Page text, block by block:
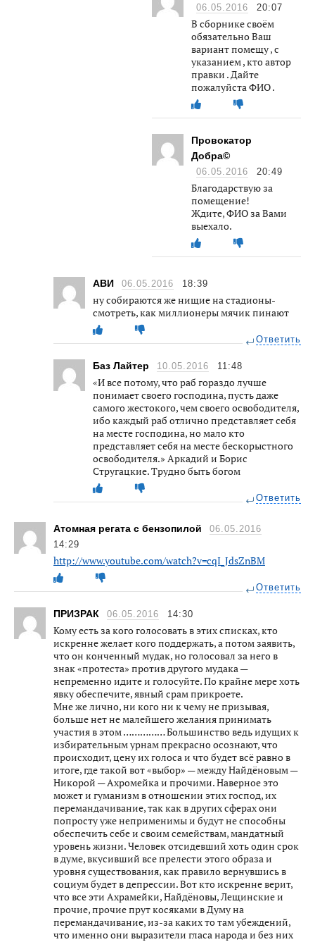
06.05.2016 20:07
В сборнике своём
обязательно Ваш
вариант помещу , с
указанием , кто автор
правки . Дайте
пожалуйста ФИО .
Провокатор
Добра©
06.05.2016 20:49
Благодарствую за
помещение!
Ждите, ФИО за Вами
выехало.
АВИ 06.05.2016 18:39
ну собираются же нищие на стадионы-
смотреть, как миллионеры мячик пинают
Ответить
Баз Лайтер 10.05.2016 11:48
«И все потому, что раб гораздо лучше
понимает своего господина, пусть даже
самого жестокого, чем своего освободителя,
ибо каждый раб отлично представляет себя
на месте господина, но мало кто
представляет себя на месте бескорыстного
освободителя.» Аркадий и Борис
Стругацкие. Трудно быть богом
Ответить
Атомная регата с бензопилой
06.05.2016
14:29
http://www.youtube.com/watch?v=cqI_JdsZnBM
Ответить
ПРИЗРАК 06.05.2016 14:30
Кому есть за кого голосовать в этих списках, кто
искренне желает кого поддержать, а потом заявить,
что он конченный мудак, но голосовал за него в
знак «протеста» против другого мудака —
непременно идите и голосуйте. По крайне мере хоть
явку обеспечите, явный срам прикроете.
Мне же лично, ни кого ни к чему не призывая,
больше нет не малейшего желания принимать
участия в этом …………… Большинство ведь идущих к
избирательным урнам прекрасно осознают, что
происходит, цену их голоса и что будет всё равно в
итоге, где такой вот «выбор» — между Найдёновым —
Никорой — Ахромейка и прочими. Наверное это
может и гуманизм в отношении этих господ, их
перемандачивание, так как в других сферах они
попросту уже неприменимы и будут не способны
обеспечить себе и своим семействам, мандатный
уровень жизни. Человек отсидевший хоть один срок
в думе, вкусивший все прелести этого образа и
уровня существования, как правило вернувшись в
социум будет в депрессии. Вот кто искренне верит,
что все эти Ахрамейки, Найдёновы, Лещинские и
прочие, прочие прут косяками в Думу на
перемандачивание, из-за каких то там убеждений,
что именно они выразители гласа народа и без них